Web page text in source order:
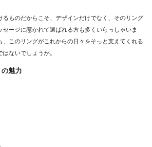
るものだからこそ、デザインだけでなく、そのリング
セージに惹かれて選ばれる方も多くいらっしゃいま
このリングがこれからの日々をそっと支えてくれる
ないでしょうか。
魅力